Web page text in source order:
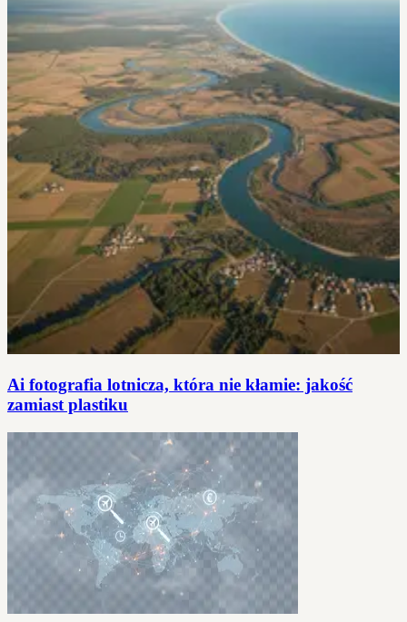
Ai fotografia lotnicza, która nie kłamie: jakość
zamiast plastiku